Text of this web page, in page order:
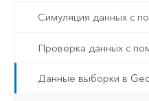
Симуляция данных с
Проверка данных с
Данные выборки в